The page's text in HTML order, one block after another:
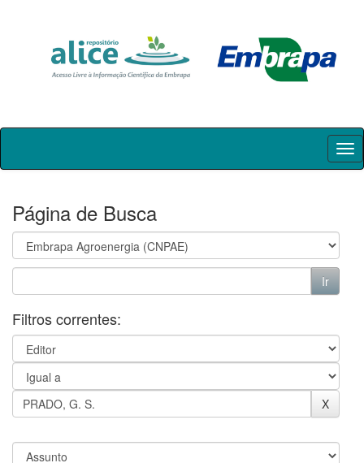
Skip
Página de Busca
Filtros correntes: